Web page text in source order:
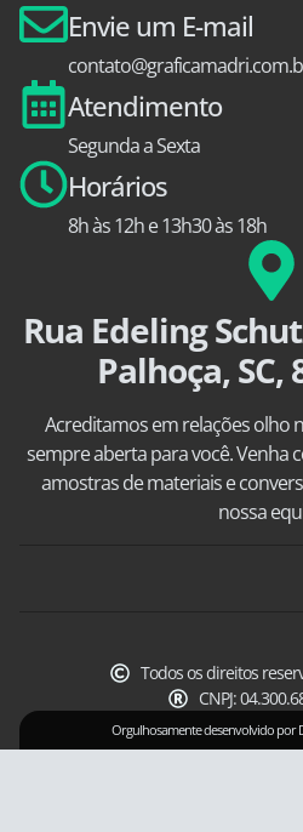
Envie um E-mail
Atendimento
Segunda a Sexta
Horários
8h às 12h e 13h30 às 18h
Rua Edeling
Palhoça, SC,
Acreditamos em relações olho
sempre aberta para você. Venha
amostras de materiais e
nossa
Todos os direitos
CNPJ:
Orgulhosamente desenvolvido por